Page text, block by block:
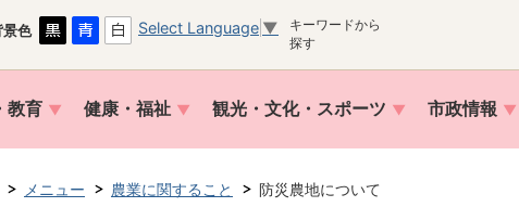
景色 Select Language ▼
キーワードから
探す
教育 健康・福祉 観光・文化・スポーツ 市政情報
メニュー 農業に関すること 防災農地について